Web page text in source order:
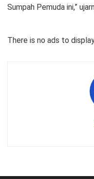
Sumpah Pemuda ini,”
There is no ads to